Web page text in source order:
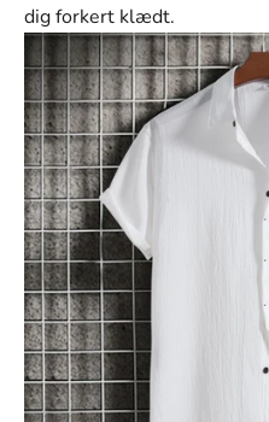
Marineblå
Oliven grøn
Størrelse:
M
Størrelse
M
L
XL
2XL
dig forkert klædt.